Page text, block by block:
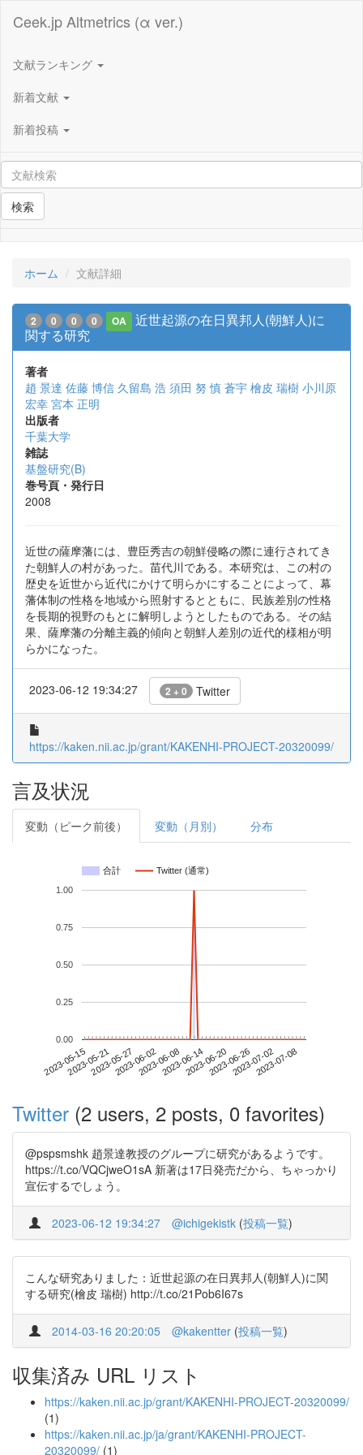
Ceek.jp Altmetrics (α ver.)
文献ランキング
新着文献
新着投稿
検索
ホーム 文献詳細
2 0 0 0 OA
近世起源の在日異邦人(朝鮮人)に
関する研究
著者
趙 景達 佐藤 博信 久留島 浩 須田 努 慎 蒼宇 檜皮 瑞樹 小川原
宏幸 宮本 正明
出版者
千葉大学
雑誌
基盤研究(B)
巻号頁・発行日
2008
近世の薩摩藩には、豊臣秀吉の朝鮮侵略の際に連行されてき
た朝鮮人の村があった。苗代川である。本研究は、この村の
歴史を近世から近代にかけて明らかにすることによって、幕
藩体制の性格を地域から照射するとともに、民族差別の性格
を長期的視野のもとに解明しようとしたものである。その結
果、薩摩藩の分離主義的傾向と朝鮮人差別の近代的様相が明
らかになった。
2023-06-12 19:34:27 2 + 0 Twitter
https://kaken.nii.ac.jp/grant/KAKENHI-PROJECT-20320099/
言及状況
変動（ピーク前後） 変動（月別） 分布
合計 Twitter (通常)
2023-05-152023-05-212023-05-272023-06-022023-06-082023-06-142023-06-202023-06-262023-07-022023-07-08
0.00
0.25
0.50
0.75
1.00
Twitter (2 users, 2 posts, 0 favorites)
@pspsmshk 趙景達教授のグループに研究があるようです。
https://t.co/VQCjweO1sA 新著は17日発売だから、ちゃっかり
宣伝するでしょう。
2023-06-12 19:34:27 @ichigekistk (投稿一覧)
こんな研究ありました：近世起源の在日異邦人(朝鮮人)に関
する研究(檜皮 瑞樹) http://t.co/21Pob6I67s
2014-03-16 20:20:05 @kakentter (投稿一覧)
収集済み URL リスト
https://kaken.nii.ac.jp/grant/KAKENHI-PROJECT-20320099/
(1)
https://kaken.nii.ac.jp/ja/grant/KAKENHI-PROJECT-
20320099/ (1)